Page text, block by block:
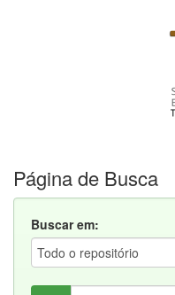
Página de Busca
Buscar em: